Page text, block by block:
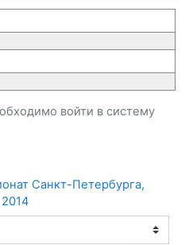
войти в систему
Санкт-Петербурга,
2014